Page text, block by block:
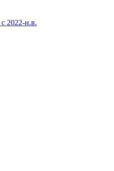
2022-н.в.